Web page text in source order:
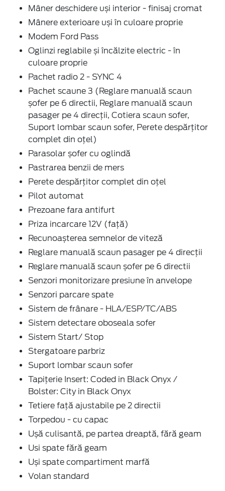
Mâner deschidere uși interior - finisaj cromat
Mânere exterioare uși în culoare proprie
Modem Ford Pass
Oglinzi reglabile și încălzite electric - în
culoare proprie
Pachet radio 2 - SYNC 4
Pachet scaune 3 (Reglare manuală scaun
șofer pe 6 directii, Reglare manuală scaun
pasager pe 4 direcții, Cotiera scaun sofer,
Suport lombar scaun sofer, Perete despărțitor
complet din oțel)
Parasolar șofer cu oglindă
Pastrarea benzii de mers
Perete despărțitor complet din oțel
Pilot automat
Prezoane fara antifurt
Priza incarcare 12V (față)
Recunoașterea semnelor de viteză
Reglare manuală scaun pasager pe 4 direcții
Reglare manuală scaun șofer pe 6 directii
Senzori monitorizare presiune în anvelope
Senzori parcare spate
Sistem de frânare - HLA/ESP/TC/ABS
Sistem detectare oboseala sofer
Sistem Start/ Stop
Stergatoare parbriz
Suport lombar scaun sofer
Tapițerie Insert: Coded in Black Onyx /
Bolster: City in Black Onyx
Tetiere față ajustabile pe 2 directii
Torpedou - cu capac
Ușă culisantă, pe partea dreaptă, fără geam
Usi spate fără geam
Uși spate compartiment marfă
Volan standard